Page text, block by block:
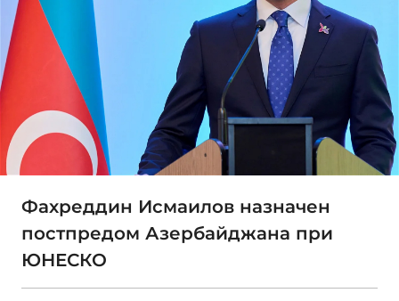
Фахреддин Исмаилов назначен
постпредом Азербайджана при
ЮНЕСКО